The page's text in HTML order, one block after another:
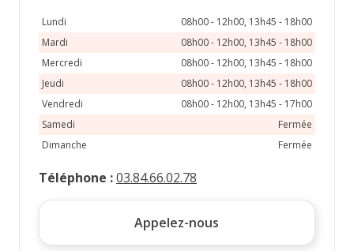
21 23 24 25
28 30
Lundi
08h00 - 12h00, 13h45 - 18h00
Mardi
08h00 - 12h00, 13h45 - 18h00
Mercredi
08h00 - 12h00, 13h45 - 18h00
Jeudi
08h00 - 12h00, 13h45 - 18h00
Vendredi
08h00 - 12h00, 13h45 - 17h00
Samedi
Fermée
Dimanche
Fermée
Téléphone :03.84.66.02.78
Appelez-nous